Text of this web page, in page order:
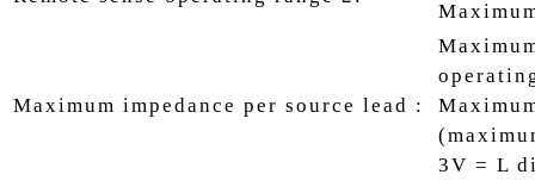
Maximum impedance per source lead :
3V = L